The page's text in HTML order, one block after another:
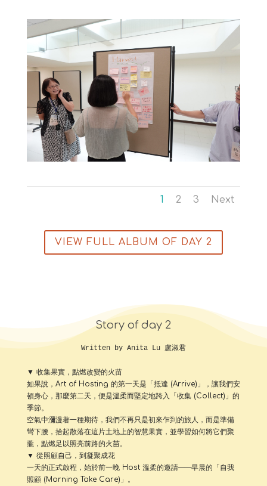
1 2 3 Next
VIEW FULL ALBUM OF DAY 2
Story of day 2
Written by Anita Lu 盧淑君
▼ 收集果實，點燃改變的火苗
如果說，Art of Hosting 的第一天是「抵達 (Arrive)」，讓我們安
頓身心，那麼第二天，便是溫柔而堅定地跨入「收集 (Collect)」的
季節。
空氣中瀰漫著一種期待，我們不再只是初來乍到的旅人，而是準備
彎下腰，拾起散落在這片土地上的智慧果實，並學習如何將它們聚
攏，點燃足以照亮前路的火苗。
▼ 從照顧自己，到凝聚成花
一天的正式啟程，始於前一晚 Host 溫柔的邀請——早晨的「自我
照顧 (Morning Take Care)」。